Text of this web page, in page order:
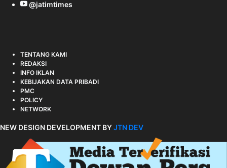
@jatimtimes
TENTANG KAMI
REDAKSI
INFO IKLAN
KEBIJAKAN DATA PRIBADI
PMC
POLICY
NETWORK
NEW DESIGN DEVELOPMENT BYJTN DEV